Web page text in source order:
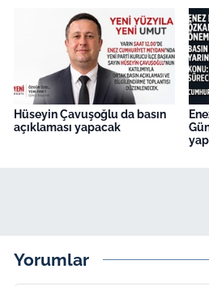
Hüseyin Çavuşoğlu da basın
açıklaması yapacak
Yorumlar